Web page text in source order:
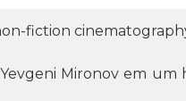
fiction
Mironov em um